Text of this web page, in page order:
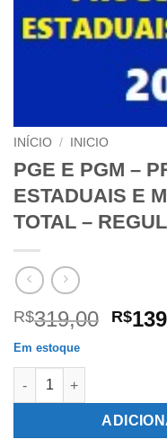
INÍCIO / INICIO
PGE E PGM –
ESTADUAIS E
TOTAL –
R$319,00 O
R$
Em estoque
PGE E PGM -